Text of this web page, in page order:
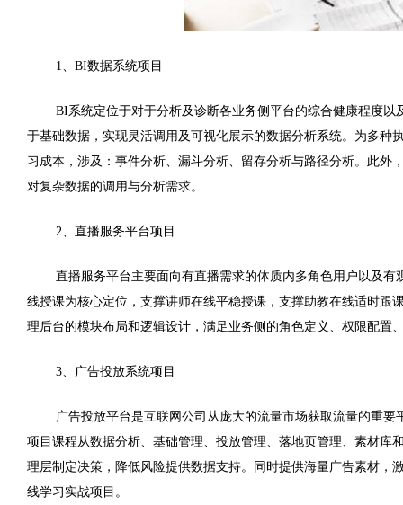
1、 BI数据系统项目
BI系统定位于对于分析及诊断各业务侧平台的综合健康程度
于基础数据，实现灵活调用及可视化展示的数据分析系统。为多
习成本，涉及：事件分析、漏斗分析、留存分析与路径分析。此外
对复杂数据的调用与分析需求。
2、直播服务平台项目
直播服务平台主要面向有直播需求的体质内多角色用户以及
线授课为核心定位，支撑讲师在线平稳授课，支撑助教在线适时
理后台的模块布局和逻辑设计，满足业务侧的角色定义、权限配置
3、广告投放系统项目
广告投放平台是互联网公司从庞大的流量市场获取流量的重
项目课程从数据分析、基础管理、投放管理、落地页管理、素材
理层制定决策，降低风险提供数据支持。同时提供海量广告素材
线学习实战项目。